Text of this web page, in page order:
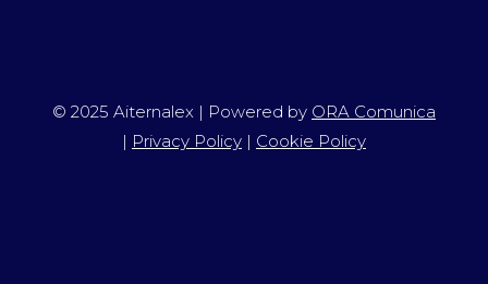
© 2025 Aiternalex | Powered by ORA Comunica
| Privacy Policy| Cookie Policy